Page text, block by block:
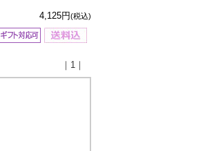
4,125円(税込)
｜1｜